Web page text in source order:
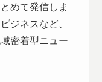
めて発信しま
ジネスなど、
密着型ニュー